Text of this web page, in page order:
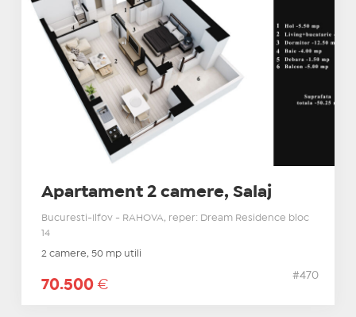
Apartament 2 camere, Salaj
Bucuresti-Ilfov - RAHOVA, reper: Dream Residence bloc
14
2 camere, 50 mp utili
70.500 €
#470